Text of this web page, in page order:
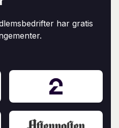
har gratis